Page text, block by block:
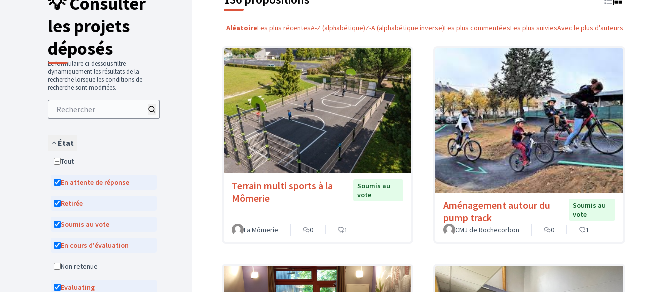
les projets
déposés
Le formulaire ci-dessous filtre
dynamiquement les résultats de la
recherche lorsque les conditions de
recherche sont modifiées.
État
Tout
En attente de réponse
Retirée
Soumis au vote
En cours d'évaluation
Non retenue
Evaluating
AléatoireLes plus récentesA-Z (alphabétique)Z-A (alphabétique inverse)Les plus commentéesLes plus suiviesAvec le plus d'auteurs
Terrain multi sports à la
Mômerie
Soumis au
vote
La Mômerie 0 1
Aménagement autour du
pump track
Soumis au
vote
CMJ de Rochecorbon
0 1